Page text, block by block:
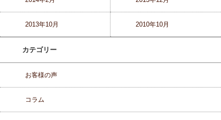
2013年10月 2010年10月
カテゴリー
お客様の声
コラム